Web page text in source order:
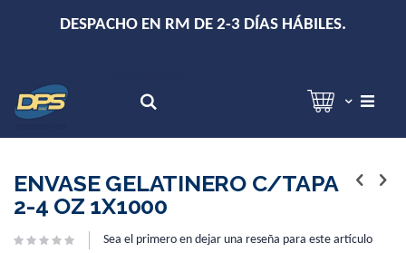
DESPACHO EN RM DE 2-3 DÍAS HÁBILES.
to
the
end
the
to
the
beginning
the
ENVASE GELATINERO C/TAPA
2-4 OZ 1X1000
Sea el primero en dejar una reseña para este artículo